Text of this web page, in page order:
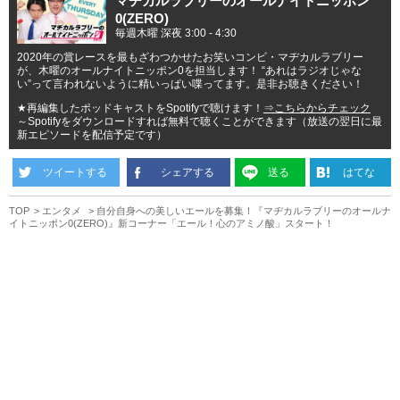
0(ZERO)
毎週木曜 深夜 3:00 - 4:30
2020年の賞レースを最もざわつかせたお笑いコンビ・マヂカルラブリー
が、木曜のオールナイトニッポン0を担当します！ “あれはラジオじゃな
い”って言われないように精いっぱい喋ってます。是非お聴きください！
★再編集したポッドキャストをSpotifyで聴けます！ ⇒こちらからチェック
～Spotifyをダウンロードすれば無料で聴くことができます（放送の翌日に最
新エピソードを配信予定です）
ツイートする シェアする 送る はてな
TOP エンタメ
自分自身への美しいエールを募集！『マヂカルラブリーのオールナ
イトニッポン0(ZERO)』新コーナー「エール！心のアミノ酸」スタート！